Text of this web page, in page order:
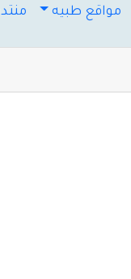
مواقع طبيه